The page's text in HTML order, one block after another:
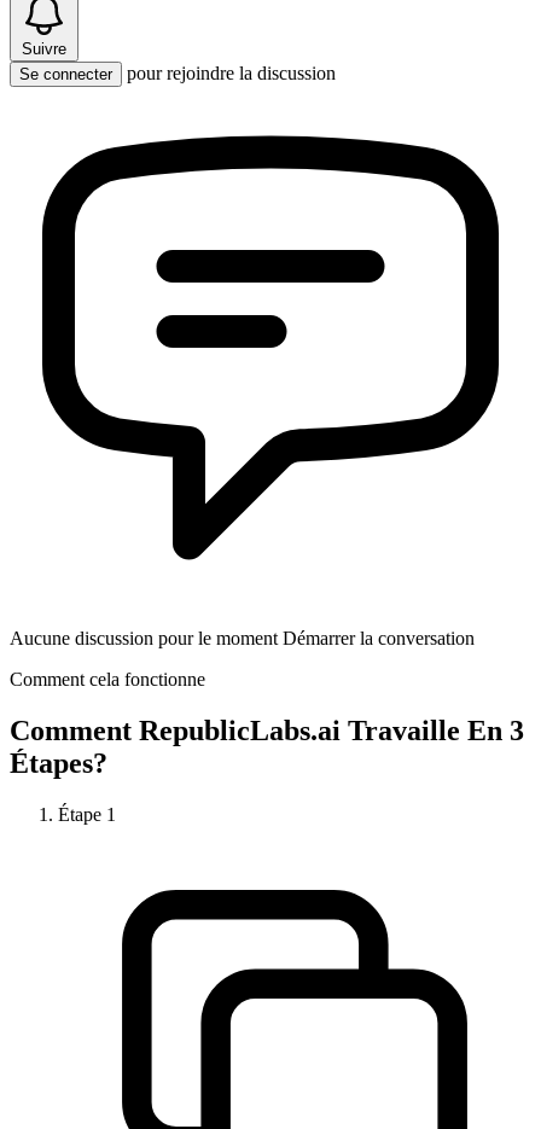
Suivre
Se connecter
pour rejoindre la discussion
Aucune discussion pour le moment Démarrer la conversation
Comment cela fonctionne
Comment RepublicLabs.ai Travaille En 3
Étapes?
Étape 1